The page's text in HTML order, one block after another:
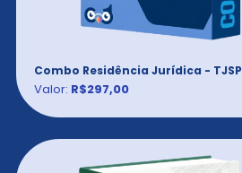
Combo Residência Jurídica - TJSP
Valor: R$297,00